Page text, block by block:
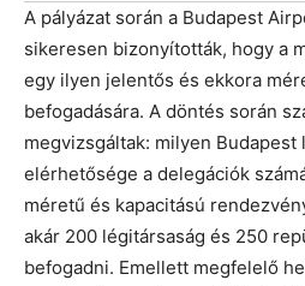
A pályázat során a Budapest
sikeresen bizonyították, hogy a
egy ilyen jelentős és ekkora
befogadására. A döntés során
megvizsgáltak: milyen
elérhetősége a delegációk
méretű és kapacitású
akár 200 légitársaság és 250
befogadni. Emellett megfelelő